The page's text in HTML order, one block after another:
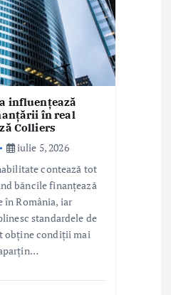
influențează
în real
Colliers
iulie 5, 2026
contează tot
băncile finanțează
România, iar
standardele de
obține condiții mai